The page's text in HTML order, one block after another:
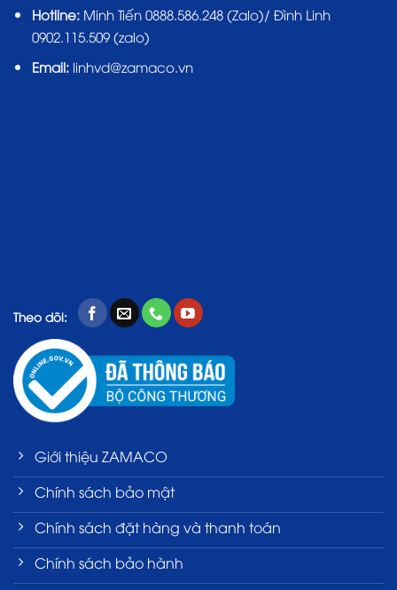
Hotline: Minh Tiến 0888.586.248 (Zalo)/ Đình Linh
0902.115.509 (zalo)
Email:linhvd@zamaco.vn
Theo dõi:
Giới thiệu ZAMACO
Chính sách bảo mật
Chính sách đặt hàng và thanh toán
Chính sách bảo hành